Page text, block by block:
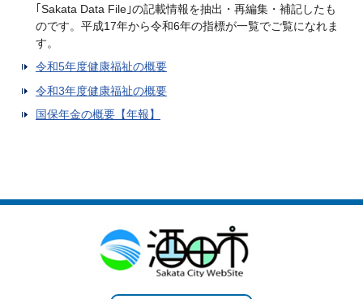
｢Sakata Data File｣の記載情報を抽出・再編集・補記したも
のです。平成17年から令和6年の指標が一覧でご覧になれま
す。
令和5年度健康福祉の概要
令和3年度健康福祉の概要
国保年金の概要【年報】